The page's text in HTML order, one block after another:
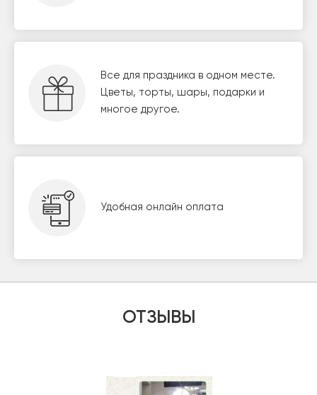
Все для праздника в одном месте.
Цветы, торты, шары, подарки и
многое другое.
Удобная онлайн оплата
ОТЗЫВЫ